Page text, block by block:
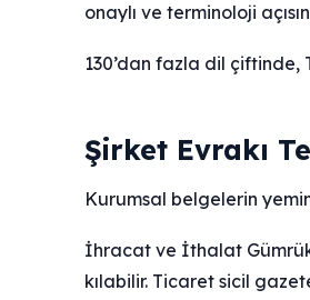
onaylı ve terminoloji
130’dan fazla dil
Şirket Evrakı
Kurumsal belgelerin
İhracat ve İthalat
kılabilir. Ticaret sicil